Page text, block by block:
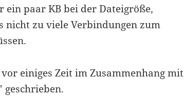
ein paar KB bei der Dateigröße,
nicht zu viele Verbindungen zum
einiges Zeit im Zusammenhang mit
geschrieben.